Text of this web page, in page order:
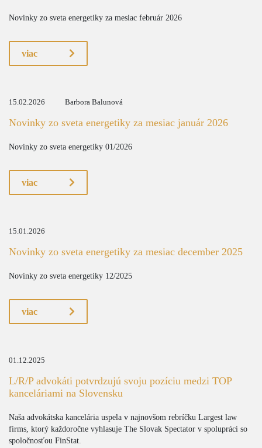
Novinky zo sveta energetiky za mesiac február 2026
viac
15.02.2026 Barbora Balunová
Novinky zo sveta energetiky za mesiac január 2026
Novinky zo sveta energetiky 01/2026
viac
15.01.2026
Novinky zo sveta energetiky za mesiac december 2025
Novinky zo sveta energetiky 12/2025
viac
01.12.2025
L/R/P advokáti potvrdzujú svoju pozíciu medzi TOP
kanceláriami na Slovensku
Naša advokátska kancelária uspela v najnovšom rebríčku Largest law
firms, ktorý každoročne vyhlasuje The Slovak Spectator v spolupráci so
spoločnosťou FinStat.